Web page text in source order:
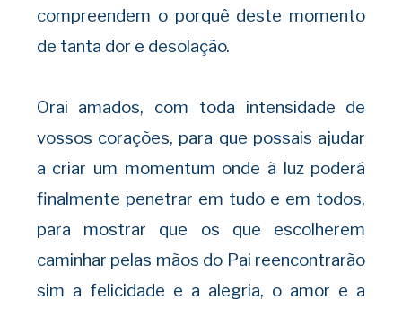
compreendem o porquê deste momento
de tanta dor e desolação.
Orai amados, com toda intensidade de
vossos corações, para que possais ajudar
a criar um momentum onde à luz poderá
finalmente penetrar em tudo e em todos,
para mostrar que os que escolherem
caminhar pelas mãos do Pai reencontrarão
sim a felicidade e a alegria, o amor e a